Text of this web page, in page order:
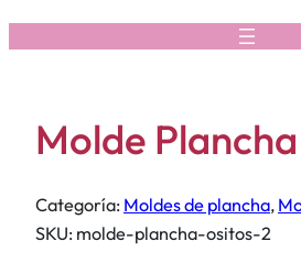
Molde
Categoría: Moldes de plancha,
SKU: molde-plancha-ositos-2